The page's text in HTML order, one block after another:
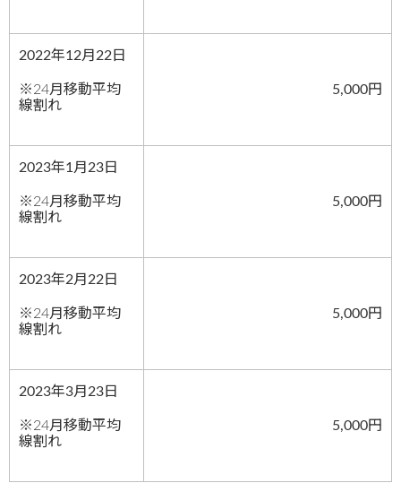
2022年12月22日
※24月移動平均
線割れ
5,000円
2023年1月23日
※24月移動平均
線割れ
5,000円
2023年2月22日
※24月移動平均
線割れ
5,000円
2023年3月23日
※24月移動平均
線割れ
5,000円